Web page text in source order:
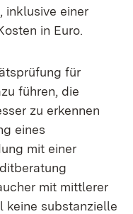
inklusive einer
in Euro.
für
führen, die
zu erkennen
eines
mit einer
mit mittlerer
keine substanzielle